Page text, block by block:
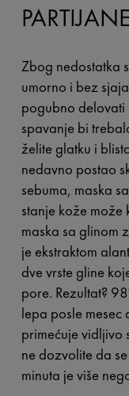
Zbog nedostatka
umorno i bez
pogubno delovati
spavanje bi
želite glatku i
nedavno postao
sebuma, maska
stanje kože
maska sa glinom
je ekstraktom
dve vrste gline
pore. Rezultat?
lepa posle
primećuje vidljivo
ne dozvolite da
minuta je više